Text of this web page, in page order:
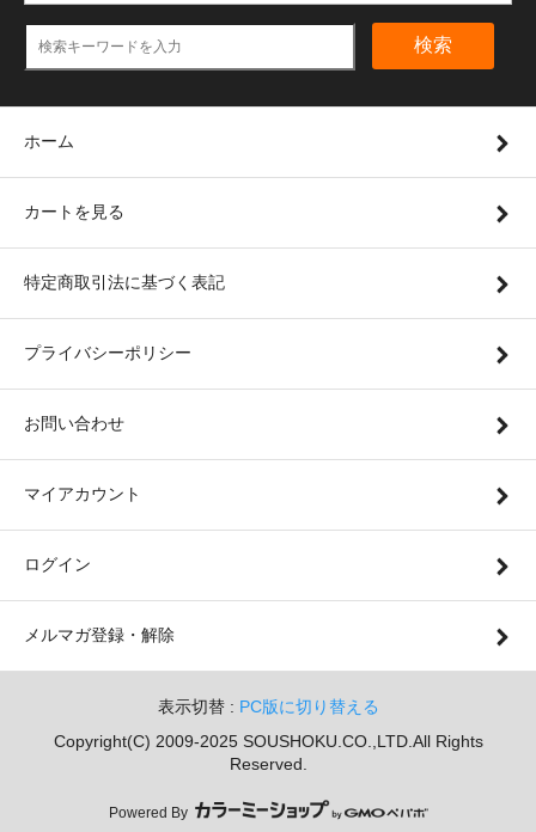
検索
ホーム
カートを見る
特定商取引法に基づく表記
プライバシーポリシー
お問い合わせ
マイアカウント
ログイン
メルマガ登録・解除
表示切替 : PC版に切り替える
Copyright(C) 2009-2025 SOUSHOKU.CO.,LTD.All Rights
Reserved.
Powered By